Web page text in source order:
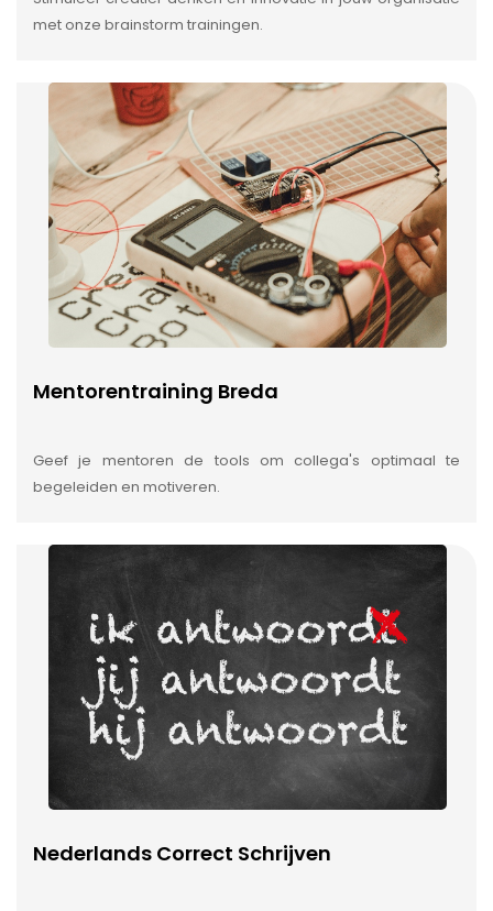
met onze brainstorm trainingen.
Mentorentraining Breda
Geef je mentoren de tools om collega's optimaal te
begeleiden en motiveren.
Nederlands Correct Schrijven